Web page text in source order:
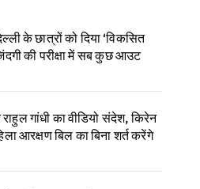
के छात्रों को दिया ‘विकसित
की परीक्षा में सब कुछ आउट
राहुल गांधी का वीडियो संदेश, किरेन
आरक्षण बिल का बिना शर्त करेंगे